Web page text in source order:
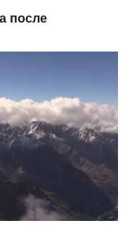
после